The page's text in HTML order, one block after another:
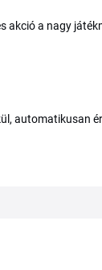
akció a nagy
automatikusan